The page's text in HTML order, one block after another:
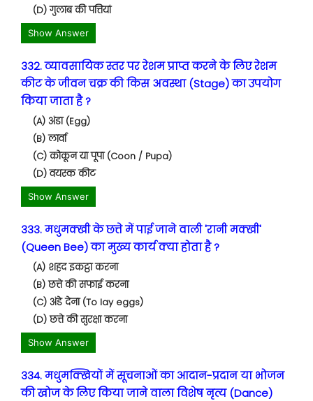
(D) गुलाब की पत्तियां
Show Answer
332. व्यावसायिक स्तर पर रेशम प्राप्त करने के लिए रेशम
कीट के जीवन चक्र की किस अवस्था (Stage) का उपयोग
किया जाता है ?
(A) अंडा (Egg)
(B) लार्वा
(C) कोकून या पूपा (Coon / Pupa)
(D) वयस्क कीट
Show Answer
333. मधुमक्खी के छत्ते में पाई जाने वाली 'रानी मक्खी'
(Queen Bee) का मुख्य कार्य क्या होता है ?
(A) शहद इकट्ठा करना
(B) छत्ते की सफाई करना
(C) अंडे देना (To lay eggs)
(D) छत्ते की सुरक्षा करना
Show Answer
334. मधुमक्खियों में सूचनाओं का आदान-प्रदान या भोजन
की खोज के लिए किया जाने वाला विशेष नृत्य (Dance)